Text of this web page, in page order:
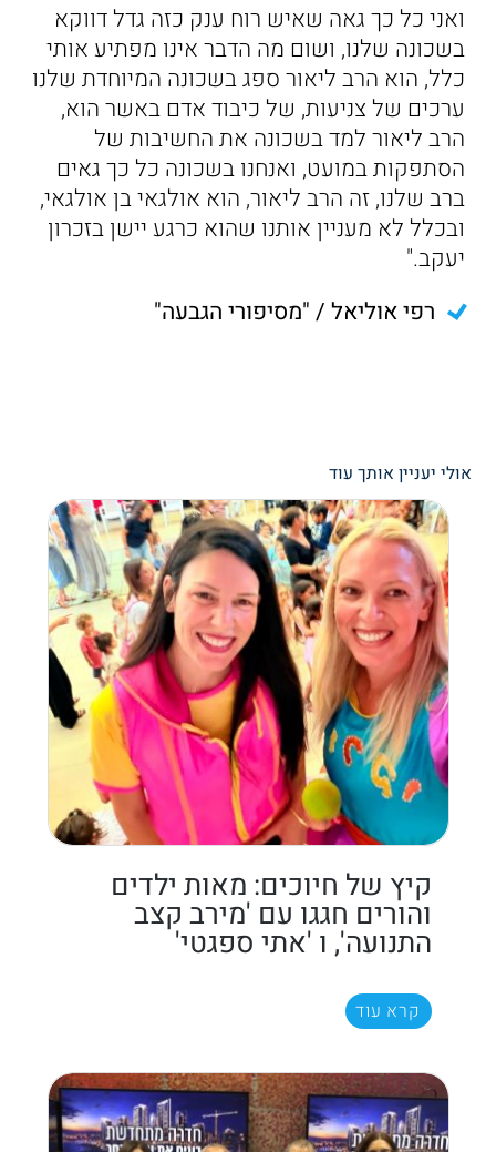
ואני כל כך גאה שאיש רוח ענק כזה גדל דווקא
בשכונה שלנו, ושום מה הדבר אינו מפתיע אותי
כלל, הוא הרב ליאור ספג בשכונה המיוחדת שלנו
ערכים של צניעות, של כיבוד אדם באשר הוא,
הרב ליאור למד בשכונה את החשיבות של
הסתפקות במועט, ואנחנו בשכונה כל כך גאים
ברב שלנו, זה הרב ליאור, הוא אולגאי בן אולגאי,
ובכלל לא מעניין אותנו שהוא כרגע יישן בזכרון
יעקב."
רפי אוליאל / "מסיפורי הגבעה"
אולי יעניין אותך עוד
קיץ של חיוכים: מאות ילדים
והורים חגגו עם 'מירב קצב
התנועה', ו 'אתי ספגטי'
קרא עוד